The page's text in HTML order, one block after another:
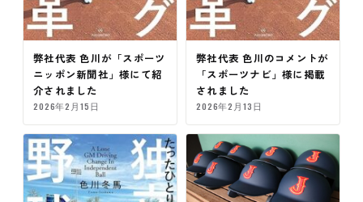
弊社代表 色川が「スポーツ
ニッポン新聞社」様にて紹
介されました
2026年2月15日
弊社代表 色川のコメントが
「スポーツナビ」様に掲載
されました
2026年2月13日